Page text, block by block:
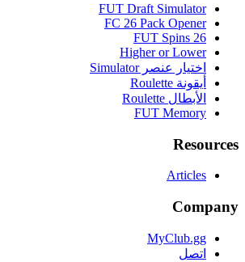
FUT Draft Simulator
FC 26 Pack Opener
FUT Spins 26
Higher or Lower
اختيار عنصر Simulator
أيقونة Roulette
الأبطال Roulette
FUT Memory
Resources
Articles
Company
MyClub.gg
اتصل